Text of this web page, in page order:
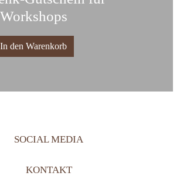
Workshops
In den Warenkorb
SOCIAL MEDIA
KONTAKT